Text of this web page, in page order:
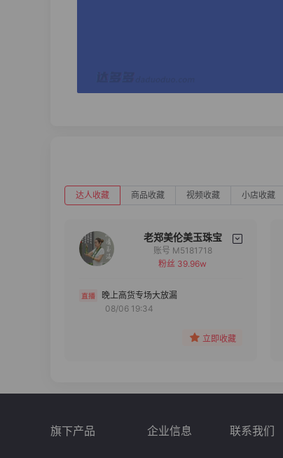
达人收藏 商品收藏 视频收藏 小店收藏
老郑美伦美玉珠宝
备注
分组
账号 M5181718
粉丝 39.96w
晚上高货专场大放漏
08/06 19:34
立即收藏
旗下产品 企业信息 联系我们